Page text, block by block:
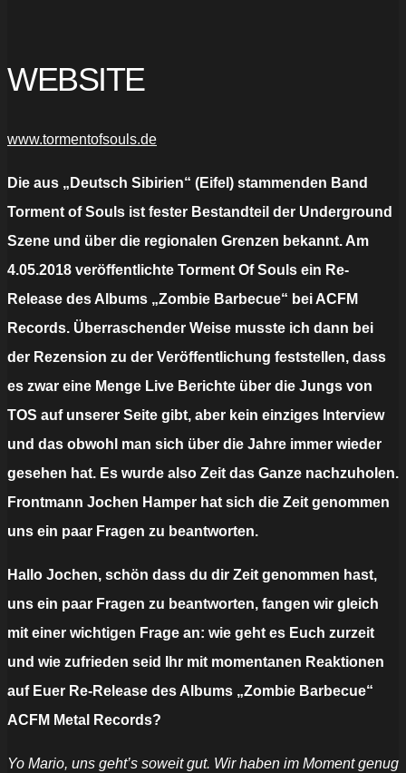
WEBSITE
www.tormentofsouls.de
Die aus „Deutsch Sibirien“ (Eifel) stammenden Band
Torment of Souls ist fester Bestandteil der Underground
Szene und über die regionalen Grenzen bekannt. Am
4.05.2018 veröffentlichte Torment Of Souls ein Re-
Release des Albums „Zombie Barbecue“ bei ACFM
Records. Überraschender Weise musste ich dann bei
der Rezension zu der Veröffentlichung feststellen, dass
es zwar eine Menge Live Berichte über die Jungs von
TOS auf unserer Seite gibt, aber kein einziges Interview
und das obwohl man sich über die Jahre immer wieder
gesehen hat. Es wurde also Zeit das Ganze nachzuholen.
Frontmann Jochen Hamper hat sich die Zeit genommen
uns ein paar Fragen zu beantworten.
Hallo Jochen, schön dass du dir Zeit genommen hast,
uns ein paar Fragen zu beantworten, fangen wir gleich
mit einer wichtigen Frage an: wie geht es Euch zurzeit
und wie zufrieden seid Ihr mit momentanen Reaktionen
auf Euer Re-Release des Albums „Zombie Barbecue“
ACFM Metal Records?
Yo Mario, uns geht’s soweit gut. Wir haben im Moment genug